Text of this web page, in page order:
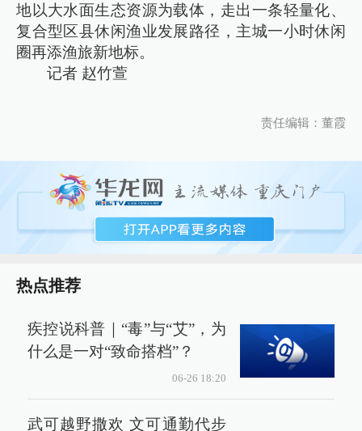
地以大水面生态资源为载体，走出一条轻量化、
复合型区县休闲渔业发展路径，主城一小时休闲
圈再添渔旅新地标。
记者 赵竹萱
责任编辑：董霞
热点推荐
疾控说科普｜“毒”与“艾”，为
什么是一对“致命搭档”？
06-26 18:20
武可越野撒欢 文可通勤代步